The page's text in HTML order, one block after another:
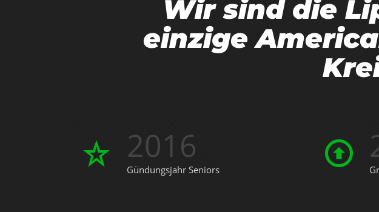
Wir sind die
einzige
2016
Gündungsjahr Seniors